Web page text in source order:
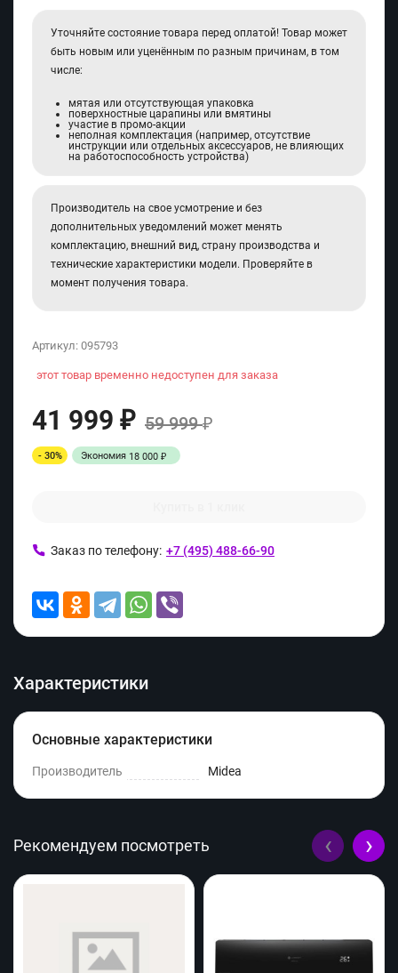
Уточняйте состояние товара перед оплатой! Товар может
быть новым или уценённым по разным причинам, в том
числе:
мятая или отсутствующая упаковка
поверхностные царапины или вмятины
участие в промо-акции
неполная комплектация (например, отсутствие
инструкции или отдельных аксессуаров, не влияющих
на работоспособность устройства)
Производитель на свое усмотрение и без
дополнительных уведомлений может менять
комплектацию, внешний вид, страну производства и
технические характеристики модели. Проверяйте в
момент получения товара.
Артикул: 095793
этот товар временно недоступен для заказа
41 999 ₽ 59 999₽
- 30% Экономия 18 000 ₽
Заказ по телефону: +7 (495) 488-66-90
Характеристики
Основные характеристики
Производитель Midea
Рекомендуем посмотреть ‹ ›